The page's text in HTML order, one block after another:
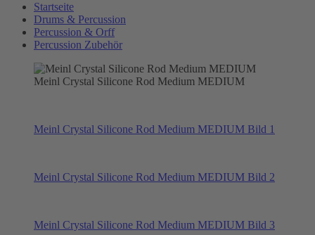
Startseite
Drums & Percussion
Percussion & Orff
Percussion Zubehör
Meinl Crystal Silicone Rod Medium MEDIUM
Meinl Crystal Silicone Rod Medium MEDIUM Bild 1
Meinl Crystal Silicone Rod Medium MEDIUM Bild 2
Meinl Crystal Silicone Rod Medium MEDIUM Bild 3